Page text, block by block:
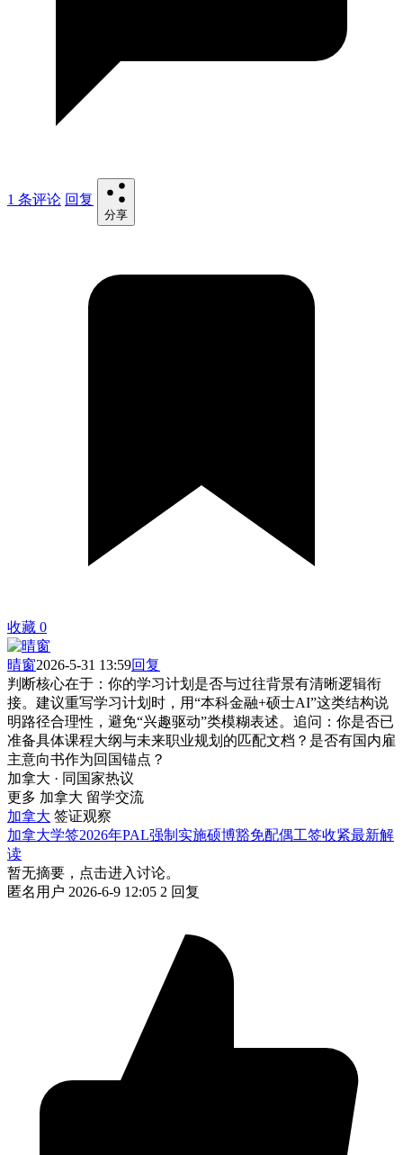
1 条评论 回复
分享
收藏 0
晴窗2026-5-31 13:59回复
判断核心在于：你的学习计划是否与过往背景有清晰逻辑衔
接。建议重写学习计划时，用“本科金融+硕士AI”这类结构说
明路径合理性，避免“兴趣驱动”类模糊表述。追问：你是否已
准备具体课程大纲与未来职业规划的匹配文档？是否有国内雇
主意向书作为回国锚点？
加拿大 · 同国家热议
更多 加拿大 留学交流
加拿大 签证观察
加拿大学签2026年PAL强制实施硕博豁免配偶工签收紧最新解
读
暂无摘要，点击进入讨论。
匿名用户 2026-6-9 12:05 2 回复